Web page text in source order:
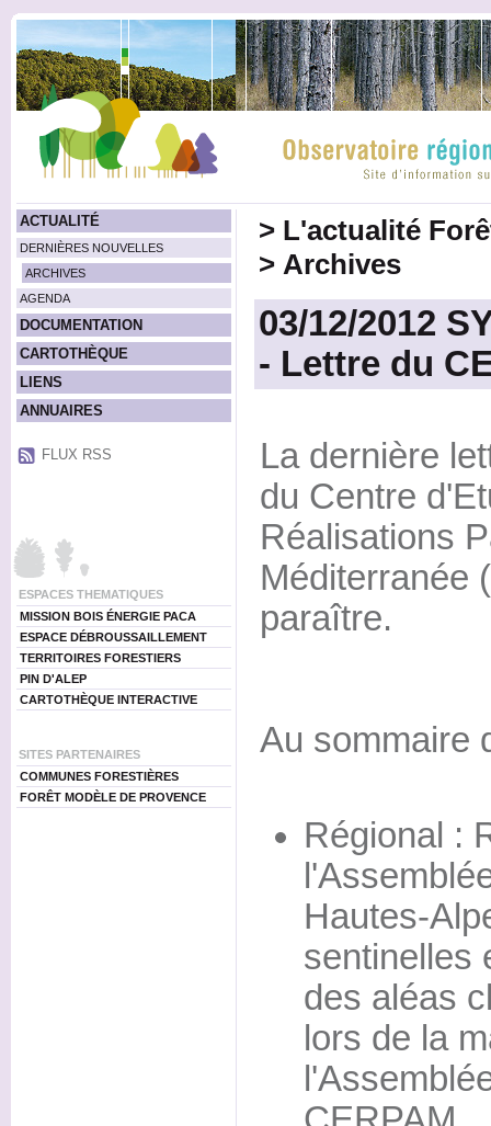
ACTUALITÉ
DERNIÈRES NOUVELLES
ARCHIVES
AGENDA
DOCUMENTATION
CARTOTHÈQUE
LIENS
ANNUAIRES
FLUX RSS
ESPACES THEMATIQUES
MISSION BOIS ÉNERGIE PACA
ESPACE DÉBROUSSAILLEMENT
TERRITOIRES FORESTIERS
PIN D'ALEP
CARTOTHÈQUE INTERACTIVE
SITES PARTENAIRES
COMMUNES FORESTIÈRES
FORÊT MODÈLE DE PROVENCE
> L'actualité
> Archives
03/12/2012
- Lettre du
La dernière
du Centre
Réalisations
Méditerranée
paraître.
Au sommaire
Régional :
Hautes-
sentinelles
des aléas
lors de la